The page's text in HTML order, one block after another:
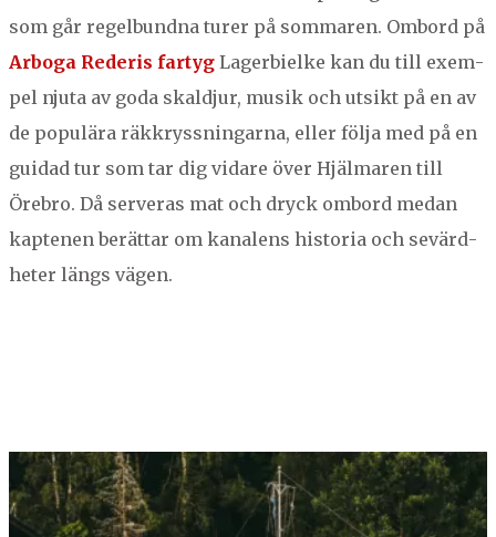
NORBERG
SALA
SKINNSKATTEBERG
SURAHAMMAR
VÄSTERÅS
som går regel­bund­na tur­er på som­maren. Ombord på
Arbo­ga Red­eris far­tyg Lager­bielke kan du till exem­
pel nju­ta av goda skald­jur, musik och utsikt på en av
de pop­ulära räkkryssningar­na, eller föl­ja med på en
guidad tur som tar dig vidare över Hjäl­maren till
Öre­bro. Då serveras mat och dryck ombord medan
kapte­nen berät­tar om kanalens his­to­ria och sevärd­
heter längs vägen.